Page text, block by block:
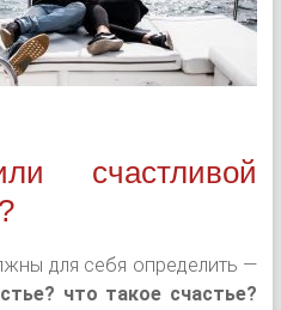
счастливой
для себя определить —
что такое счастье?